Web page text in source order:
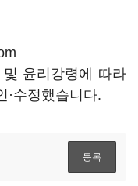
윤리강령에 따라
·수정했습니다.